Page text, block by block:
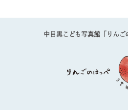
中目黒こども写真館「りんご